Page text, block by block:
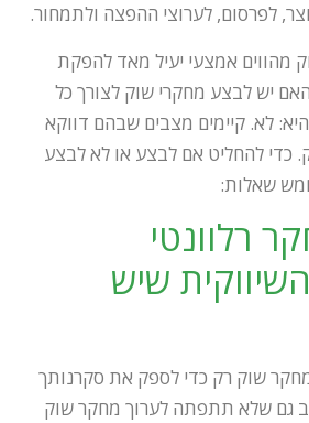
לפרסום, לערוצי ההפצה ולתמחור.
מהווים אמצעי יעיל מאד להפקת
יש לבצע מחקרי שוק לצורך כל
לא. קיימים מצבים שבהם דווקא
כדי להחליט אם לבצע או לא לבצע
שאלות:
רלוונטי
שיש
שוק רק כדי לספק את סקרנותך
גם שלא תתפתה לערוך מחקר שוק